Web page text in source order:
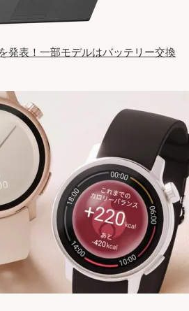
発表！一部モデルはバッテリー交換